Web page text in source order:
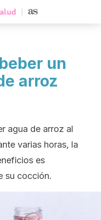
un
arroz
agua de arroz al
varias horas, la
es
su cocción.